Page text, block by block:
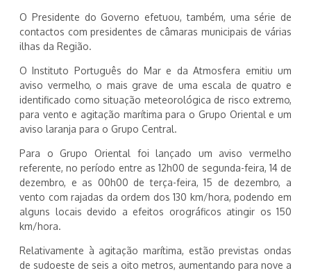
O Presidente do Governo efetuou, também, uma série de
contactos com presidentes de câmaras municipais de várias
ilhas da Região.
O Instituto Português do Mar e da Atmosfera emitiu um
aviso vermelho, o mais grave de uma escala de quatro e
identificado como situação meteorológica de risco extremo,
para vento e agitação marítima para o Grupo Oriental e um
aviso laranja para o Grupo Central.
Para o Grupo Oriental foi lançado um aviso vermelho
referente, no período entre as 12h00 de segunda-feira, 14 de
dezembro, e as 00h00 de terça-feira, 15 de dezembro, a
vento com rajadas da ordem dos 130 km/hora, podendo em
alguns locais devido a efeitos orográficos atingir os 150
km/hora.
Relativamente à agitação marítima, estão previstas ondas
de sudoeste de seis a oito metros, aumentando para nove a